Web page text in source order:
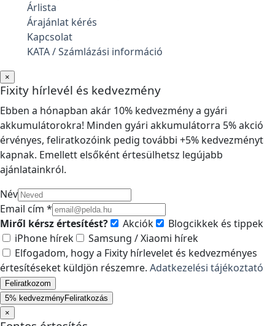
Árlista
Árajánlat kérés
Kapcsolat
KATA / Számlázási információ
×
Fixity hírlevél és kedvezmény
Ebben a hónapban akár 10% kedvezmény a gyári
akkumulátorokra! Minden gyári akkumulátorra 5% akció
érvényes, feliratkozóink pedig további +5% kedvezményt
kapnak. Emellett elsőként értesülhetsz legújabb
ajánlatainkról.
Név
Email cím *
Miről kérsz értesítést?
Akciók
Blogcikkek és tippek
iPhone hírek
Samsung / Xiaomi hírek
Elfogadom, hogy a Fixity hírlevelet és kedvezményes
értesítéseket küldjön részemre. Adatkezelési tájékoztató
Feliratkozom
5% kedvezményFeliratkozás
×